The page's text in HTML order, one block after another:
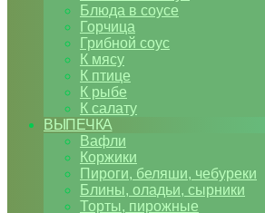
Блюда в соусе
Горчица
Грибной соус
К мясу
К птице
К рыбе
К салату
ВЫПЕЧКА
Вафли
Коржики
Пироги, беляши, чебуреки
Блины, оладьи, сырники
Торты, пирожные